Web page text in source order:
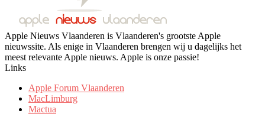
Apple Nieuws Vlaanderen is Vlaanderen's grootste Apple
nieuwssite. Als enige in Vlaanderen brengen wij u dagelijks het
meest relevante Apple nieuws. Apple is onze passie!
Links
Apple Forum Vlaanderen
MacLimburg
Mactua